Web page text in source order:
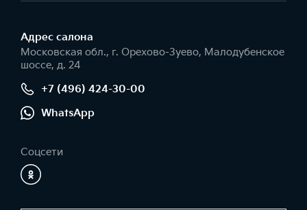
Адрес салонa
Московская обл., г. Орехово-Зуево, Малодубенское
шоссе, д. 24
+7 (496) 424-30-00
WhatsApp
Соцсети